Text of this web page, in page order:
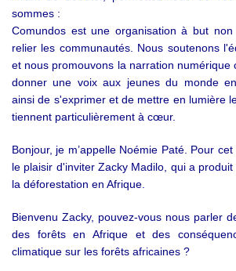
sommes :
Comundos est une organisation à but
relier les communautés. Nous soutenons
et nous promouvons la narration numérique
donner une voix aux jeunes du monde
ainsi de s'exprimer et de mettre en lumière
tiennent particulièrement à cœur.
Bonjour, je m’appelle Noémie Paté. Pour
le plaisir d'inviter Zacky Madilo, qui a produit
la déforestation en Afrique.
Bienvenu Zacky, pouvez-vous nous parler
des forêts en Afrique et des
climatique sur les forêts africaines ?